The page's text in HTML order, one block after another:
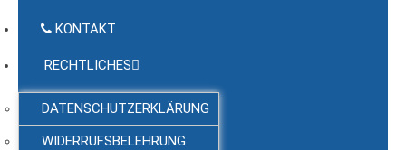
KONTAKT
RECHTLICHES
DATENSCHUTZERKLÄRUNG
WIDERRUFSBELEHRUNG